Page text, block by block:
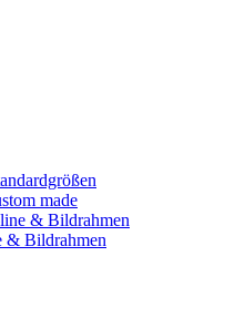
made
& Bildrahmen
& Bildrahmen